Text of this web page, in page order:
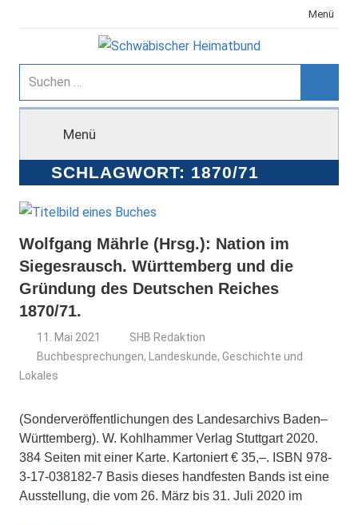
Inhalt
Menü
Schwäbischer
Heimatbund
Suchen
nach:
Menü
SCHLAGWORT: 1870/71
Wolfgang Mährle (Hrsg.): Nation im
Siegesrausch. Württemberg und die
Gründung des Deutschen Reiches
1870/71.
11. Mai 2021
SHB Redaktion
Buchbesprechungen,
Landeskunde, Geschichte und
Lokales
(Sonderveröffentlichungen des Landesarchivs Baden–
Württemberg). W. Kohlhammer Verlag Stuttgart 2020.
384 Seiten mit einer Karte. Kartoniert € 35,–. ISBN 978-
3-17-038182-7 Basis dieses handfesten Bands ist eine
Ausstellung, die vom 26. März bis 31. Juli 2020 im